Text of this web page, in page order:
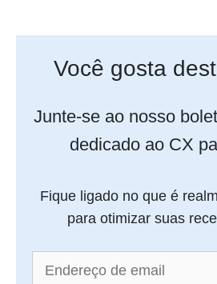
Você gosta
Junte-se ao nosso
dedicado ao CX
Fique ligado no que é
para otimizar suas